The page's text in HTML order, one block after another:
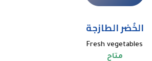
الخُضر الطازجة
Fresh vegetables
متاح